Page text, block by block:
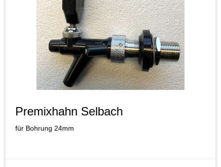
Premixhahn Selbach
für Bohrung 24mm